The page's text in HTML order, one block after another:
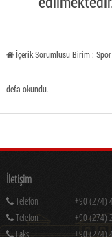
İçerik Sorumlusu Birim :
defa okundu.
İletişim
Telefon
+90 (274)
Telefon
+90 (274)
Faks
+90 (274)